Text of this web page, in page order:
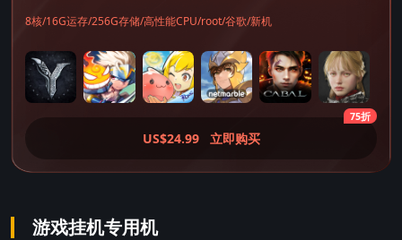
8核/16G运存/256G存储/高性能CPU/root/谷歌/新机
US$24.99 立即购买
75折
游戏挂机专用机